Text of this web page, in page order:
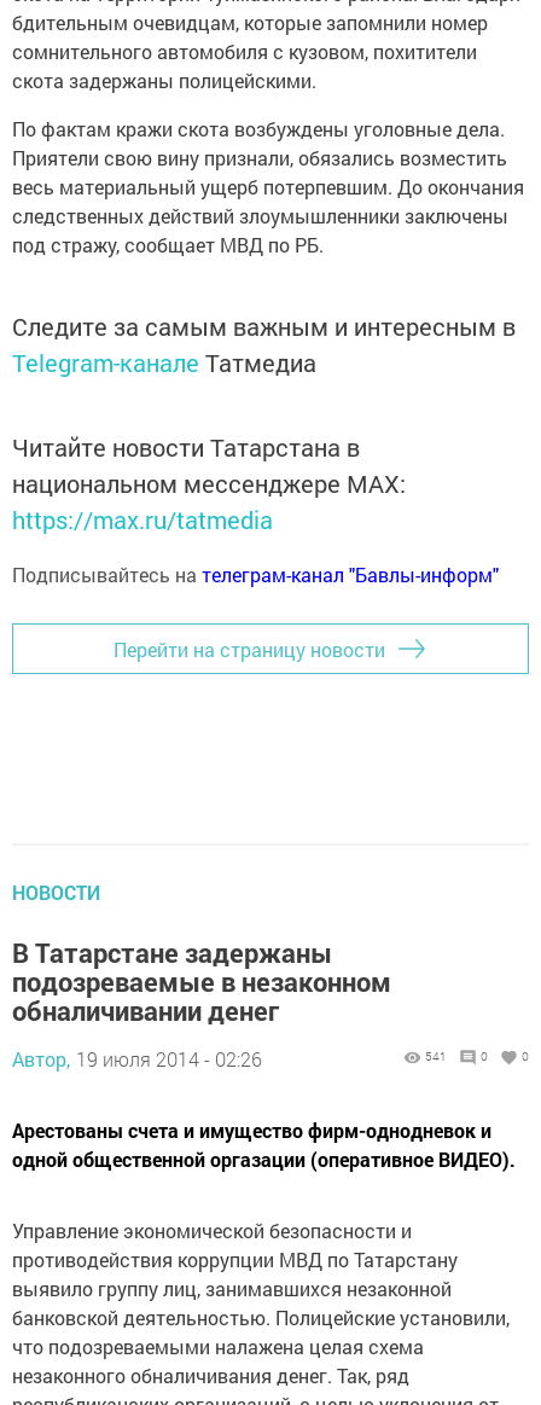
бдительным очевидцам, которые запомнили номер
сомнительного автомобиля с кузовом, похитители
скота задержаны полицейскими.
По фактам кражи скота возбуждены уголовные дела.
Приятели свою вину признали, обязались возместить
весь материальный ущерб потерпевшим. До окончания
следственных действий злоумышленники заключены
под стражу, сообщает МВД по РБ.
Следите за самым важным и интересным в
Telegram-канале Татмедиа
Читайте новости Татарстана в
национальном мессенджере MАХ:
https://max.ru/tatmedia
Подписывайтесь на телеграм-канал "Бавлы-информ"
Перейти на страницу новости
НОВОСТИ
В Татарстане задержаны
подозреваемые в незаконном
обналичивании денег
Автор, 19 июля 2014 - 02:26 541 0 0
Арестованы счета и имущество фирм-однодневок и
одной общественной оргазации (оперативное ВИДЕО).
Управление экономической безопасности и
противодействия коррупции МВД по Татарстану
выявило группу лиц, занимавшихся незаконной
банковской деятельностью. Полицейские установили,
что подозреваемыми налажена целая схема
незаконного обналичивания денег. Так, ряд